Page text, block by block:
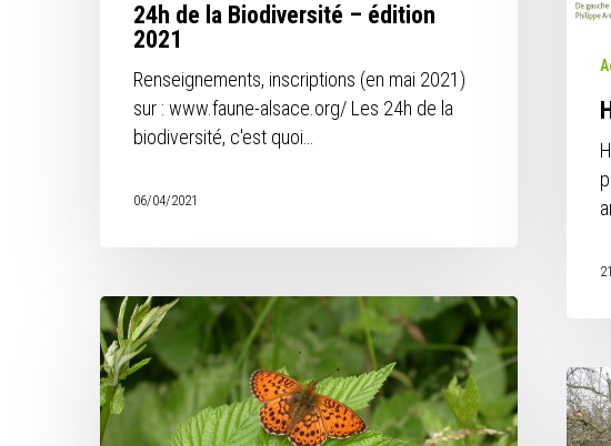
24h de la Biodiversité – édition
2021
Renseignements, inscriptions (en mai 2021)
sur : www.faune-alsace.org/ Les 24h de la
biodiversité, c'est quoi…
06/04/2021
Papillon
de
l’année
de